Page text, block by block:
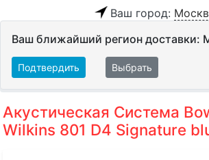
Ваш город:
Ваш ближайший регион доставки:
Подтвердить Выбрать
Акустическая Система
Wilkins 801 D4 Signature